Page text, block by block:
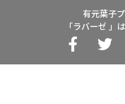
有元葉子
「ラバーゼ 」